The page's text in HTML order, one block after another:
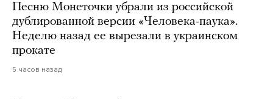
Песню Монеточки убрали из российской
дублированной версии «Человека-паука».
Неделю назад ее вырезали в украинском
прокате
5 часов назад